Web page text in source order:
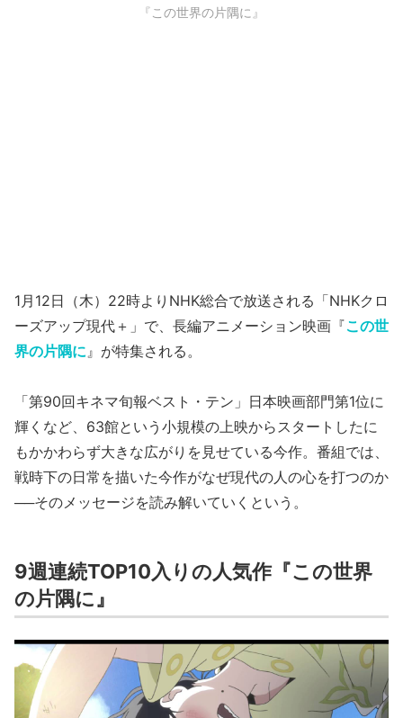
『この世界の片隅に』
1月12日（木）22時よりNHK総合で放送される「NHKクロ
ーズアップ現代＋」で、長編アニメーション映画『この世
界の片隅に』が特集される。
「第90回キネマ旬報ベスト・テン」日本映画部門第1位に
輝くなど、63館という小規模の上映からスタートしたに
もかかわらず大きな広がりを見せている今作。番組では、
戦時下の日常を描いた今作がなぜ現代の人の心を打つのか
──そのメッセージを読み解いていくという。
9週連続TOP10入りの人気作『この世界
の片隅に』